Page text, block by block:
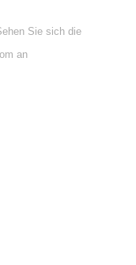
Sie sich die
an